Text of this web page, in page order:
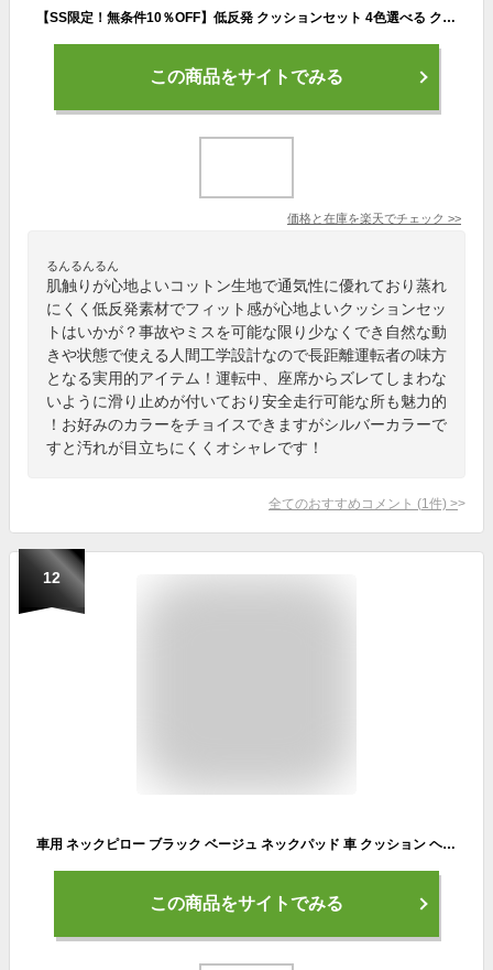
【SS限定！無条件10％OFF】低反発 クッションセット 4色選べる クッション 座布団 腰痛 椅子用 腰の負担を大幅に軽減 人間工学設計 滑り止め 通気性抜群 健康 猫背 正しい姿勢に導ぐ 骨盤サポート 車 オフィス デスクワーク 厚め 疲れない いす用 コットン生地 ベルト付き
この商品をサイトでみる
価格と在庫を楽天でチェック >>
るんるんるん
肌触りが心地よいコットン生地で通気性に優れており蒸れ
にくく低反発素材でフィット感が心地よいクッションセッ
トはいかが？事故やミスを可能な限り少なくでき自然な動
きや状態で使える人間工学設計なので長距離運転者の味方
となる実用的アイテム！運転中、座席からズレてしまわな
いように滑り止めが付いており安全走行可能な所も魅力的
！お好みのカラーをチョイスできますがシルバーカラーで
すと汚れが目立ちにくくオシャレです！
全てのおすすめコメント (1 件) >
12
車用 ネックピロー ブラック ベージュ ネックパッド 車 クッション ヘッドレスト 低反発 首 頭 枕 車用 ドライブ サポート カー シート 長距離 トラベル 旅行 車中泊 快眠 快適
この商品をサイトでみる